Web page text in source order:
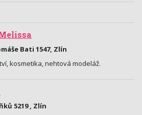
Bati 1547, Zlín
kosmetika, nehtová modeláž.
5219 , Zlín